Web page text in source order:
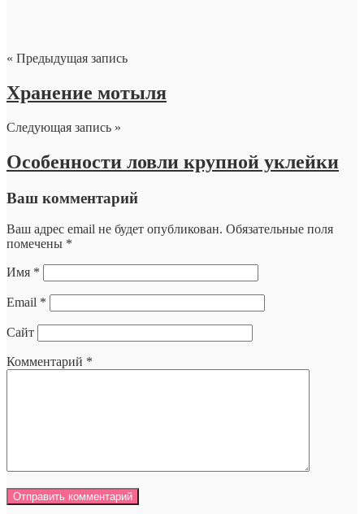
« Предыдущая запись
Хранение мотыля
Следующая запись »
Особенности ловли крупной уклейки
Ваш комментарий
Ваш адрес email не будет опубликован. Обязательные поля
помечены *
Имя *
Email *
Сайт
Комментарий *